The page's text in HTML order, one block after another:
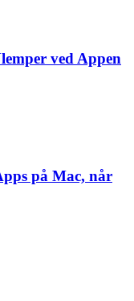
ved Appen
på Mac, når